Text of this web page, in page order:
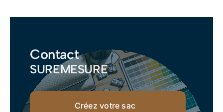
Contact
SUREMESURE
Créez votre sac